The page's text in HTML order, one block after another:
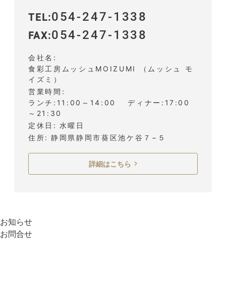
TEL 054-247-1338
FAX 054-247-1338
会社名
食彩工房ムッシュMOIZUMI （ムッシュ モ
イズミ）
営業時間
ランチ:11:00～14:00 ディナー:17:00
～21:30
定休日
水曜日
住所
静岡県静岡市葵区池ケ谷７−５
詳細はこちら
お知らせ
お問合せ